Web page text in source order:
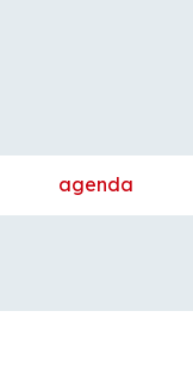
agenda